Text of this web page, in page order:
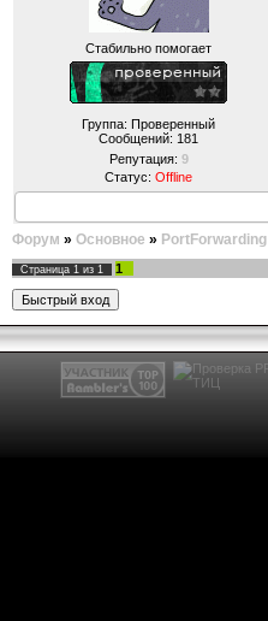
Стабильно помогает
Группа: Проверенный
Сообщений: 181
Репутация: 9
Статус: Offline
Форум » Основное » PortForwarding
Страница 1 из 1 1